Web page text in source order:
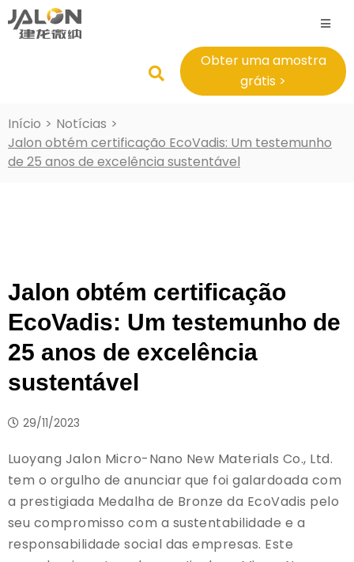
Obter uma amostra
grátis >
Início > Notícias >
Jalon obtém certificação EcoVadis: Um testemunho
de 25 anos de excelência sustentável
Jalon obtém certificação
EcoVadis: Um testemunho de
25 anos de excelência
sustentável
29/11/2023
Luoyang Jalon Micro-Nano New Materials Co., Ltd.
tem o orgulho de anunciar que foi galardoada com
a prestigiada Medalha de Bronze da EcoVadis pelo
seu compromisso com a sustentabilidade e a
responsabilidade social das empresas. Este